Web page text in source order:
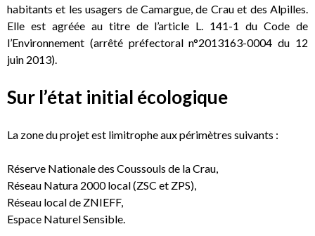
habitants et les usagers de Camargue, de Crau et des Alpilles.
Elle est agréée au titre de l’article L. 141-1 du Code de
l’Environnement (arrêté préfectoral n°2013163-0004 du 12
juin 2013).
Sur l’état initial écologique
La zone du projet est limitrophe aux périmètres suivants :
Réserve Nationale des Coussouls de la Crau,
Réseau Natura 2000 local (ZSC et ZPS),
Réseau local de ZNIEFF,
Espace Naturel Sensible.